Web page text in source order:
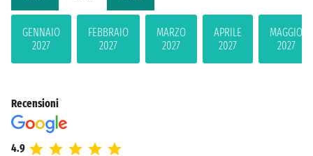
GENNAIO
2027
FEBBRAIO
2027
MARZO
2027
APRILE
2027
MAGGIO
2027
Recensioni
4.9